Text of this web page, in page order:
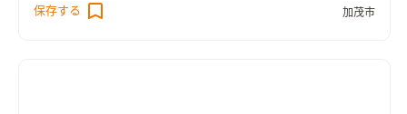
保存する 加茂市